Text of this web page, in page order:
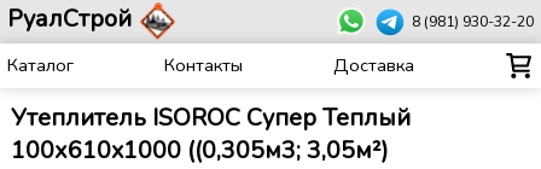
РуалСтрой 8 (981) 930-32-20
Каталог Контакты Доставка
Утеплитель ISOROC Супер Теплый
100х610x1000 ((0,305м3; 3,05м²)